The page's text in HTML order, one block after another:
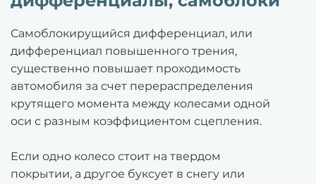
Самоблокирущийся дифференциал, или
дифференциал повышенного трения,
существенно повышает проходимость
автомобиля за счет перераспределения
крутящего момента между колесами одной
оси с разным коэффициентом сцепления.
Если одно колесо стоит на твердом
покрытии, а другое буксует в снегу или